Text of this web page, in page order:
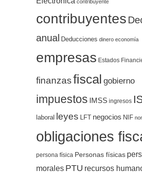
contribuyente
contribuyentes
anual Deducciones dinero economía
empresas Estados
finanzasfiscal gobierno
impuestos IMSS ingresos
laboral leyes LFT negocios NIF
obligaciones
persona física Personas físicas
morales PTU recursos